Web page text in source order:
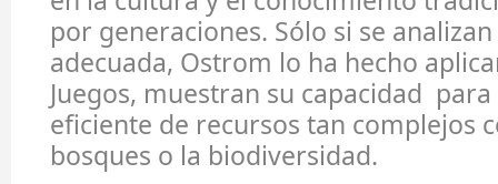
por generaciones. Sólo si se
adecuada, Ostrom lo ha hecho
Juegos, muestran su capacidad
eficiente de recursos tan complejos
bosques o la biodiversidad.